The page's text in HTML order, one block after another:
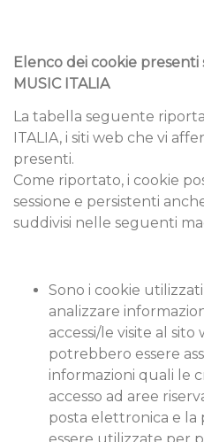
Elenco dei cookie presenti
MUSIC ITALIA
La tabella seguente
ITALIA, i siti web che vi
presenti.
Come riportato, i cookie
sessione e persistenti
suddivisi nelle seguenti
Sono i cookie
analizzare
accessi/le visite al sito
potrebbero essere
informazioni quali le
accesso ad aree
posta elettronica e la
essere utilizzate per